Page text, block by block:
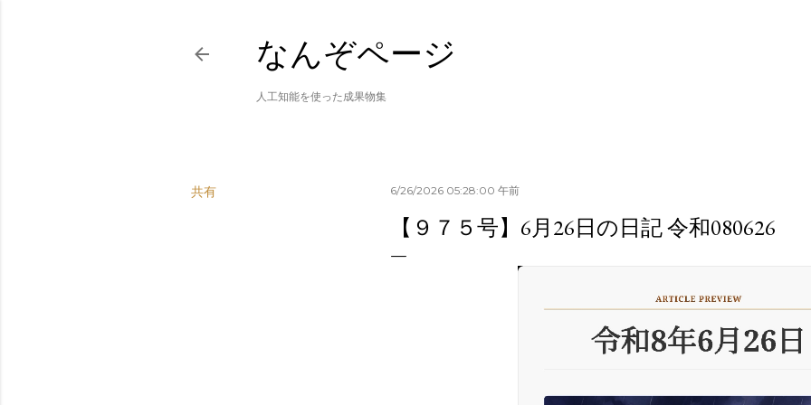
なんぞページ
人工知能を使った成果物集
共有 6/26/2026 05:28:00 午前
【９７５号】6月26日の日記 令和080626